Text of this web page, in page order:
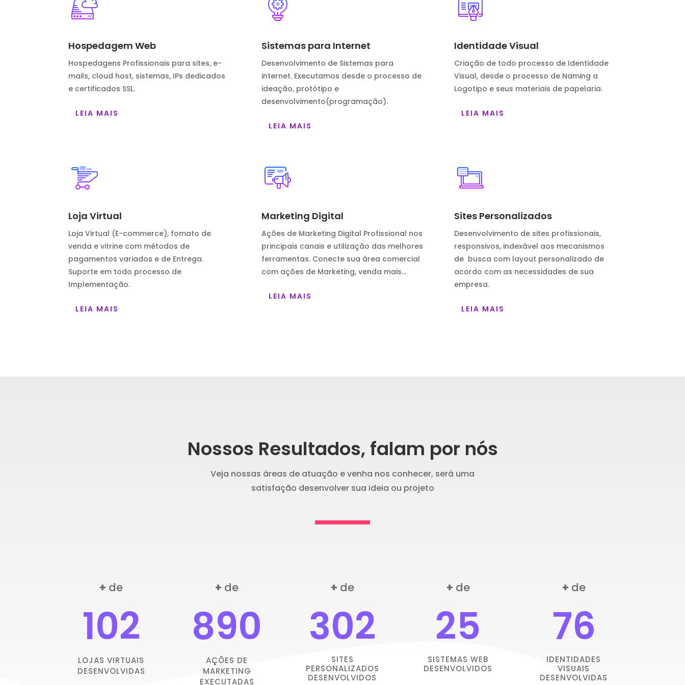
Hospedagem Web
Hospedagens Profissionais para sites, e-
mails, cloud host, sistemas, IPs dedicados
e certificados SSL.
LEIA MAIS
Sistemas para Internet
Desenvolvimento de Sistemas para
internet. Executamos desde o processo de
ideação, protótipo e
desenvolvimento(programação).
LEIA MAIS
Identidade Visual
Criação de todo processo de Identidade
Visual, desde o processo de Naming a
Logotipo e seus materiais de papelaria.
LEIA MAIS
Loja Virtual
Loja Virtual (E-commerce), fomato de
venda e vitrine com métodos de
pagamentos variados e de Entrega.
Suporte em todo processo de
Implementação.
LEIA MAIS
Marketing Digital
Ações de Marketing Digital Profissional nos
principais canais e utilização das melhores
ferramentas. Conecte sua área comercial
com ações de Marketing, venda mais…
LEIA MAIS
Sites Personalizados
Desenvolvimento de sites profissionais,
responsivos, indexável aos mecanismos
de busca com layout personalizado de
acordo com as necessidades de sua
empresa.
LEIA MAIS
Nossos Resultados, falam por nós
Veja nossas áreas de atuação e venha nos conhecer, será uma
satisfação desenvolver sua ideia ou projeto
+ de
102
LOJAS VIRTUAIS
DESENVOLVIDAS
+ de
890
AÇÕES DE
MARKETING
EXECUTADAS
+ de
302
SITES
PERSONALIZADOS
DESENVOLVIDOS
+ de
25
SISTEMAS WEB
DESENVOLVIDOS
+ de
76
IDENTIDADES
VISUAIS
DESENVOLVIDAS